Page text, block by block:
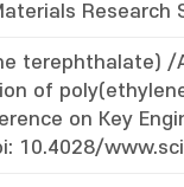
Research
terephthalate) /
of
on Key
10.4028/